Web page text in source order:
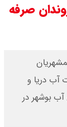
صرفه
آب دریا و
بوشهر در